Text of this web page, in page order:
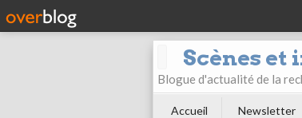
Scènes
Blogue d'actualité de la
Accueil Newsletter